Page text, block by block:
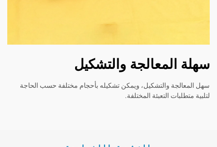
والتشكيل
والتشكيل، ويمكن تشكيله بأحجام مختلفة حسب الحاجة
التعبئة المختلفة.